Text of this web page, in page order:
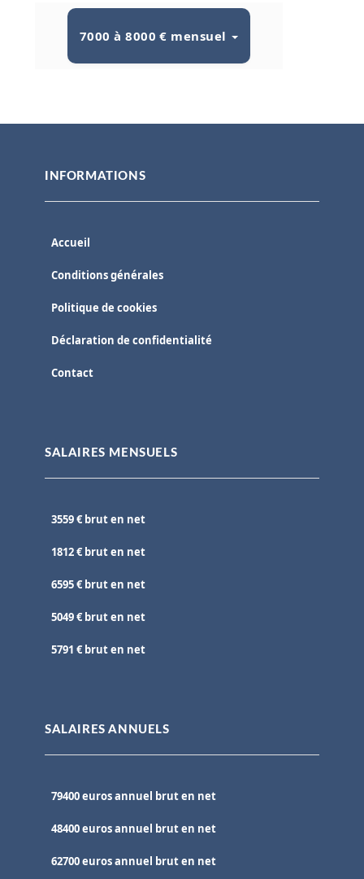
7000 à 8000 € mensuel
INFORMATIONS
Accueil
Conditions générales
Politique de cookies
Déclaration de confidentialité
Contact
SALAIRES MENSUELS
3559 € brut en net
1812 € brut en net
6595 € brut en net
5049 € brut en net
5791 € brut en net
SALAIRES ANNUELS
79400 euros annuel brut en net
48400 euros annuel brut en net
62700 euros annuel brut en net